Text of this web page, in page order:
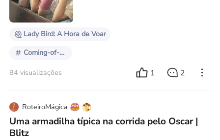
quando saiu a notícia de sua futura estreia na direção.
E que estreia: escrito e dirigido por
Lady Bird: A Hora de Voar
Coming-of-age
84 visualizações 1 2
RoteiroMágica
Uma armadilha típica na corrida pelo Oscar |
Blitz